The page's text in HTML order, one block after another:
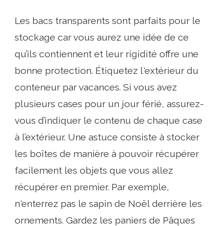
Les bacs transparents sont parfaits pour le
stockage car vous aurez une idée de ce
qu’ils contiennent et leur rigidité offre une
bonne protection. Étiquetez l'extérieur du
conteneur par vacances. Si vous avez
plusieurs cases pour un jour férié, assurez-
vous d’indiquer le contenu de chaque case
à l’extérieur. Une astuce consiste à stocker
les boîtes de manière à pouvoir récupérer
facilement les objets que vous allez
récupérer en premier. Par exemple,
n'enterrez pas le sapin de Noël derrière les
ornements. Gardez les paniers de Pâques